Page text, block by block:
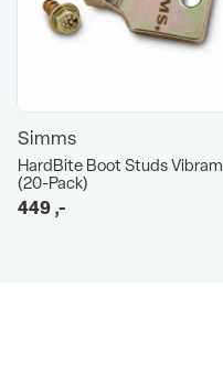
Simms
HardBite Boot Studs Vibram
(20-Pack)
449,-